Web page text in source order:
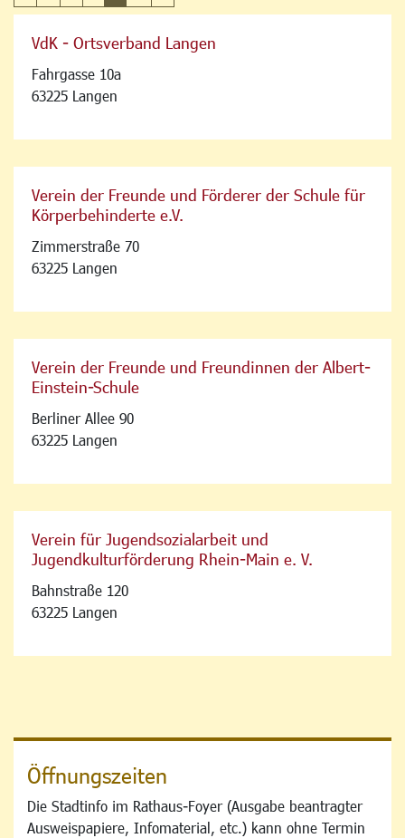
VdK - Ortsverband Langen
Fahrgasse 10a
63225 Langen
Verein der Freunde und Förderer der Schule für
Körperbehinderte e.V.
Zimmerstraße 70
63225 Langen
Verein der Freunde und Freundinnen der Albert-
Einstein-Schule
Berliner Allee 90
63225 Langen
Verein für Jugendsozialarbeit und
Jugendkulturförderung Rhein-Main e. V.
Bahnstraße 120
63225 Langen
Öffnungszeiten
Die Stadtinfo im Rathaus-Foyer (Ausgabe beantragter
Ausweispapiere, Infomaterial, etc.) kann ohne Termin